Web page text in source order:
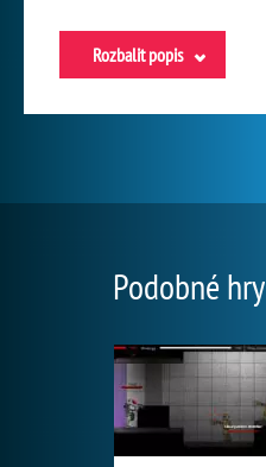
Rozbalit popis
Podobné hry